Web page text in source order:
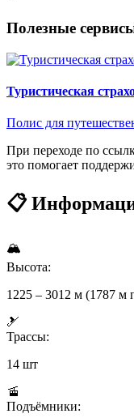
Полезные
Туристическая
Полис для
При переходе по
это помогает
📋
🏔
Высота:
1225 – 3012 м (1787 м
🎿
Трассы:
14 шт
🚡
Подъёмники: